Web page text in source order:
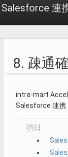
Salesforce 連
8. 疎通
intra-mart Accel
Salesforce 連携
項目